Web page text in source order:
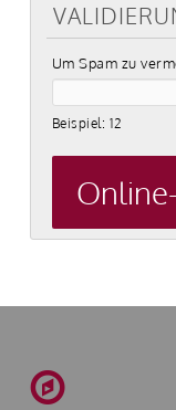
Um Spam zu
Beispiel: 12